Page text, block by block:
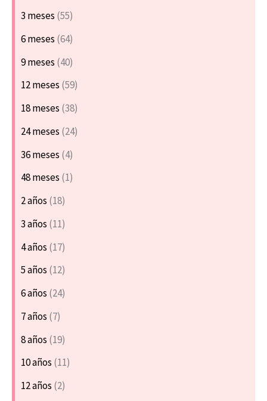
3 meses (55)
6 meses (64)
9 meses (40)
12 meses (59)
18 meses (38)
24 meses (24)
36 meses (4)
48 meses (1)
2 años (18)
3 años (11)
4 años (17)
5 años (12)
6 años (24)
7 años (7)
8 años (19)
10 años (11)
12 años (2)